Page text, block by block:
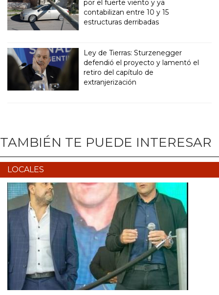
por el fuerte viento y ya
contabilizan entre 10 y 15
estructuras derribadas
Ley de Tierras: Sturzenegger
defendió el proyecto y lamentó el
retiro del capítulo de
extranjerización
TAMBIÉN TE PUEDE INTERESAR
LOCALES